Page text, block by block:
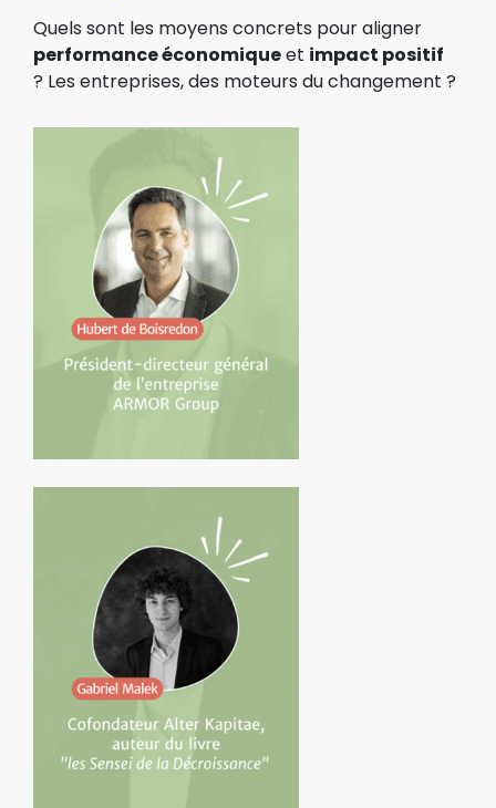
Quels sont les moyens concrets pour aligner
performance économiqueet impact positif
? Les entreprises, des moteurs du changement ?